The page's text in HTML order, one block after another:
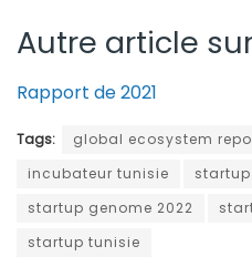
Autre article
Rapport de 2021
Tags:
global ecosystem
incubateur tunisie
startup genome 2022
startup tunisie